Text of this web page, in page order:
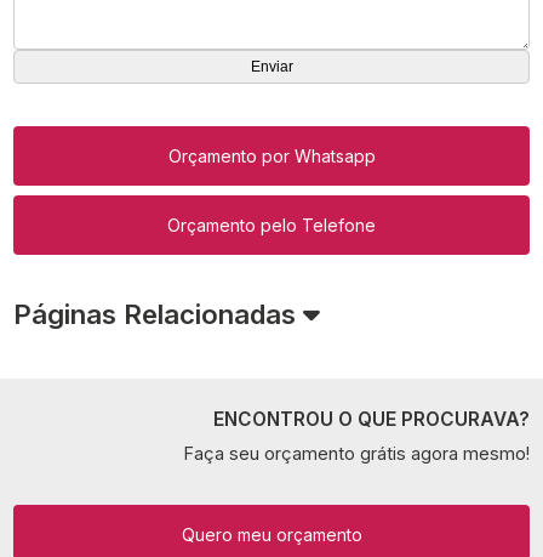
Orçamento por Whatsapp
Orçamento pelo Telefone
Páginas Relacionadas
ENCONTROU O QUE PROCURAVA?
Faça seu orçamento grátis agora mesmo!
Quero meu orçamento